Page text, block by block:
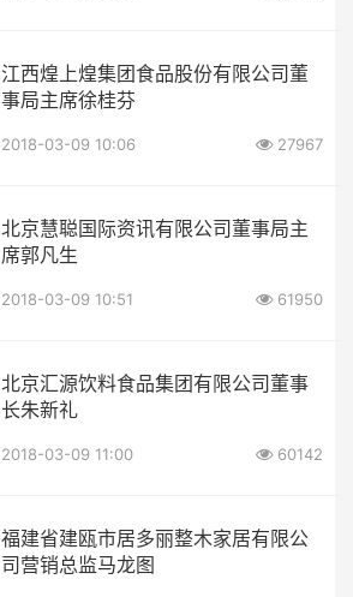
江西煌上煌集团食品股份有限公司董
事局主席徐桂芬
2018-03-09 10:06 27967
北京慧聪国际资讯有限公司董事局主
席郭凡生
2018-03-09 10:51 61950
北京汇源饮料食品集团有限公司董事
长朱新礼
2018-03-09 11:00 60142
福建省建瓯市居多丽整木家居有限公
司营销总监马龙图